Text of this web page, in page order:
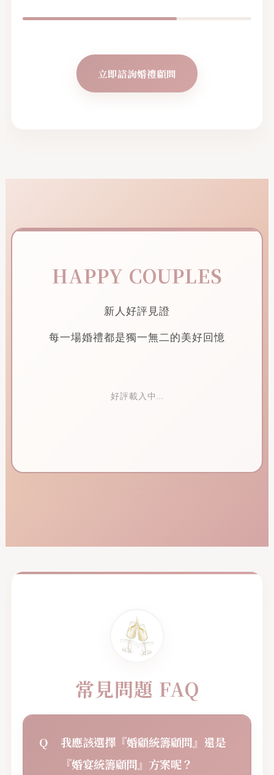
立即諮詢婚禮顧問
HAPPY COUPLES
新人好評見證
每一場婚禮都是獨一無二的美好回憶
好評載入中...
常見問題 FAQ
我應該選擇『婚顧統籌顧問』還是
『婚宴統籌顧問』方案呢？